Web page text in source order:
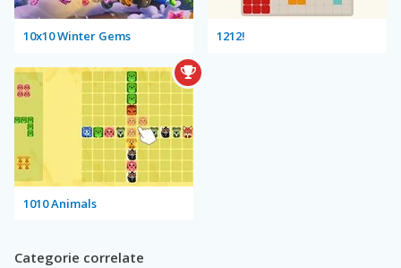
10x10 Winter Gems 1212!
1010 Animals
Categorie correlate